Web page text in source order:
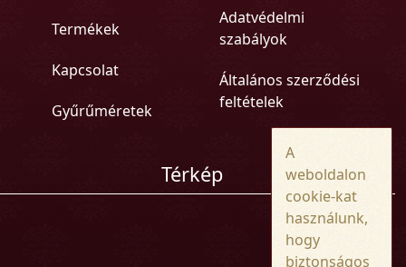
Termékek
Kapcsolat
Gyűrűméretek
Adatvédelmi
szabályok
Általános szerződési
feltételek
Térkép
A
weboldalon
cookie-kat
használunk,
hogy
biztonságos